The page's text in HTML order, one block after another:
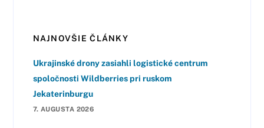
NAJNOVŠIE ČLÁNKY
Ukrajinské drony zasiahli logistické centrum
spoločnosti Wildberries pri ruskom
Jekaterinburgu
7. AUGUSTA 2026